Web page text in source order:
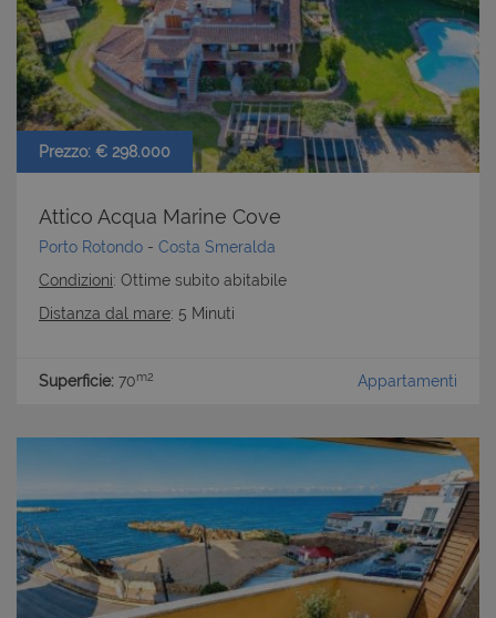
Prezzo: € 298.000
Attico Acqua Marine Cove
Porto Rotondo - Costa Smeralda
Condizioni: Ottime subito abitabile
Distanza dal mare: 5 Minuti
Superficie: 70m2 Appartamenti